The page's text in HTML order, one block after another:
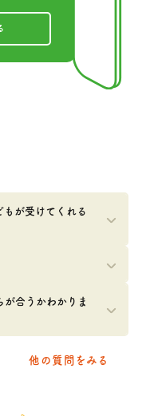
が受けてくれる
が合うかわかりま
他の質問をみる